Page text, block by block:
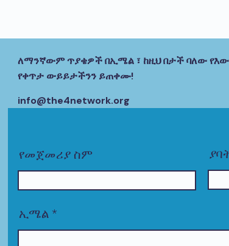
ለማንኛውም ጥያቄዎች በኢሜል ፣ ከዚህ በታች ባለው
የቀጥታ ውይይታችንን ይጠቀሙ!
info@the4network.org
የመጀመሪያ ስም
ኢሜል